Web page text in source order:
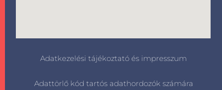
Adatkezelési tájékoztató és impresszum
Adattörlő kód tartós adathordozók számára